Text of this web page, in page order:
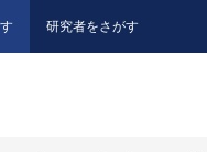
研究者をさがす